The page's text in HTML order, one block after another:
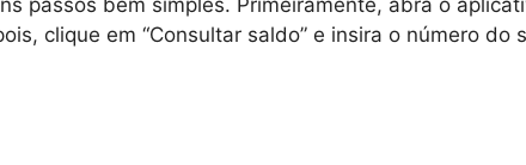
passos bem simples. Primeiramente, abra o
clique em “Consultar saldo” e insira o número do